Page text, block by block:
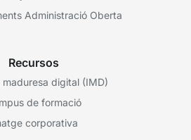
Administració Oberta
Recursos
digital (IMD)
de formació
corporativa